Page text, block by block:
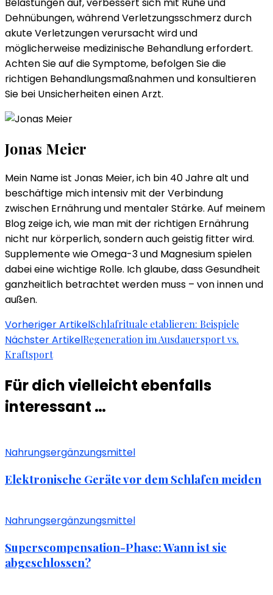
Belastungen auf, verbessert sich mit Ruhe und
Dehnübungen, während Verletzungsschmerz durch
akute Verletzungen verursacht wird und
möglicherweise medizinische Behandlung erfordert.
Achten Sie auf die Symptome, befolgen Sie die
richtigen Behandlungsmaßnahmen und konsultieren
Sie bei Unsicherheiten einen Arzt.
Jonas Meier
Mein Name ist Jonas Meier, ich bin 40 Jahre alt und
beschäftige mich intensiv mit der Verbindung
zwischen Ernährung und mentaler Stärke. Auf meinem
Blog zeige ich, wie man mit der richtigen Ernährung
nicht nur körperlich, sondern auch geistig fitter wird.
Supplemente wie Omega-3 und Magnesium spielen
dabei eine wichtige Rolle. Ich glaube, dass Gesundheit
ganzheitlich betrachtet werden muss – von innen und
außen.
Beitragsnavigation
Vorheriger ArtikelSchlafrituale etablieren: Beispiele
Nächster ArtikelRegeneration im Ausdauersport vs.
Kraftsport
Für dich vielleicht ebenfalls
interessant …
Nahrungsergänzungsmittel
Elektronische Geräte vor dem Schlafen meiden
Nahrungsergänzungsmittel
Superscompensation-Phase: Wann ist sie
abgeschlossen?